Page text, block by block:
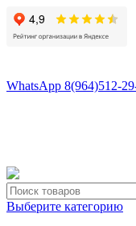
WhatsApp 8(964)512-
Выберите категорию